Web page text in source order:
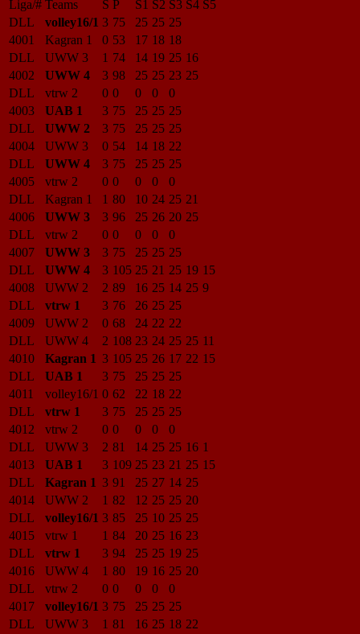
Liga/# Teams S P S1 S2 S3 S4 S5
DLL
volley16/1 3 75 25 25 25
4001
Kagran 1 0 53 17 18 18
DLL
UWW 3 1 74 14 19 25 16
4002
UWW 4 3 98 25 25 23 25
DLL
vtrw 2 0 0 0 0
0
4003
UAB 1 3 75 25 25 25
DLL
UWW 2 3 75 25 25 25
4004
UWW 3 0 54 14 18 22
DLL
UWW 4 3 75 25 25 25
4005
vtrw 2 0 0 0 0
0
DLL
Kagran 1 1 80 10 24 25 21
4006
UWW 3 3 96 25 26 20 25
DLL
vtrw 2 0 0 0 0
0
4007
UWW 3 3 75 25 25 25
DLL
UWW 4 3 105 25 21 25 19 15
4008
UWW 2 2 89 16 25 14 25 9
DLL
vtrw 1 3 76 26 25 25
4009
UWW 2 0 68 24 22 22
DLL
UWW 4 2 108 23 24 25 25 11
4010
Kagran 1 3 105 25 26 17 22 15
DLL
UAB 1 3 75 25 25 25
4011
volley16/1 0 62 22 18 22
DLL
vtrw 1 3 75 25 25 25
4012
vtrw 2 0 0 0 0
0
DLL
UWW 3 2 81 14 25 25 16 1
4013
UAB 1 3 109 25 23 21 25 15
DLL
Kagran 1 3 91 25 27 14 25
4014
UWW 2 1 82 12 25 25 20
DLL
volley16/1 3 85 25 10 25 25
4015
vtrw 1 1 84 20 25 16 23
DLL
vtrw 1 3 94 25 25 19 25
4016
UWW 4 1 80 19 16 25 20
DLL
vtrw 2 0 0 0 0
0
4017
volley16/1 3 75 25 25 25
DLL
UWW 3 1 81 16 25 18 22